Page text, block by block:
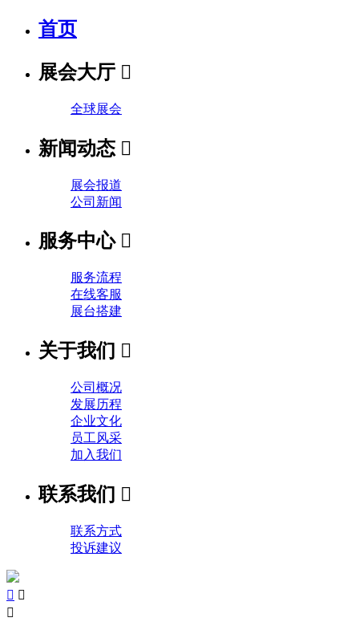
首页
展会大厅 
全球展会
新闻动态 
展会报道
公司新闻
服务中心 
服务流程
在线客服
展台搭建
关于我们 
公司概况
发展历程
企业文化
员工风采
加入我们
联系我们 
联系方式
投诉建议
 
